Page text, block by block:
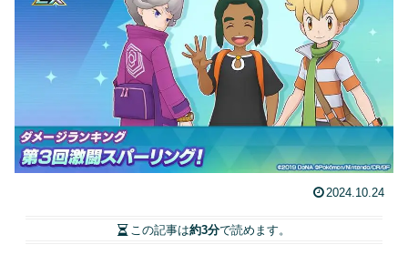
2024.10.24
この記事は約3分で読めます。